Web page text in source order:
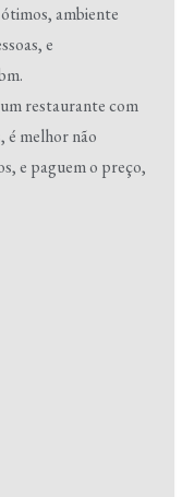
ambiente
e
restaurante com
é melhor não
e paguem o preço,